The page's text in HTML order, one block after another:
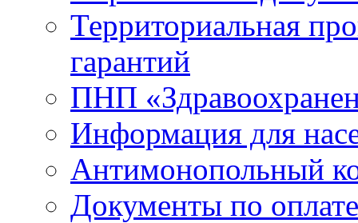
Территориальная
гарантий
ПНП
Информация для
Антимонопольный
Документы по